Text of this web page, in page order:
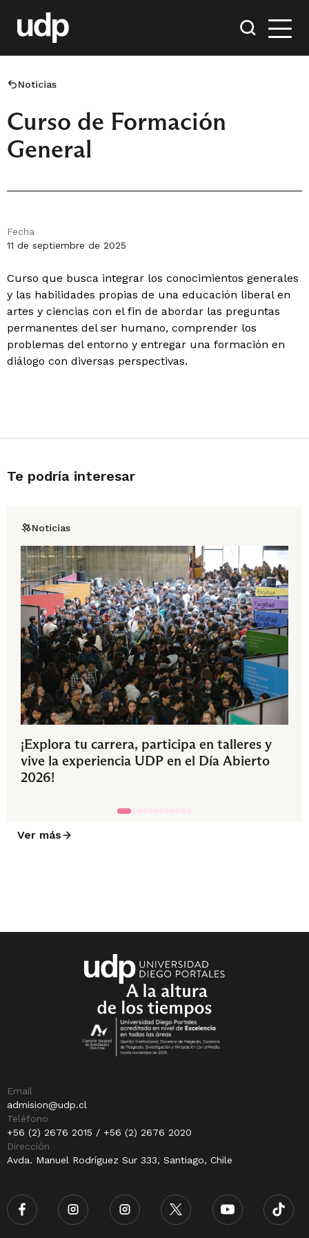
Noticias
Curso de Formación
General
Fecha
11 de septiembre de 2025
Curso que busca integrar los conocimientos generales
y las habilidades propias de una educación liberal en
artes y ciencias con el fin de abordar las preguntas
permanentes del ser humano, comprender los
problemas del entorno y entregar una formación en
diálogo con diversas perspectivas.
Te podría interesar
Noticias
¡Explora tu carrera, participa en talleres y
vive la experiencia UDP en el Día Abierto
2026!
Ver más
Email
admision@udp.cl
Teléfono
+56 (2) 2676 2015 / +56 (2) 2676 2020
Dirección
Avda. Manuel Rodríguez Sur 333, Santiago, Chile